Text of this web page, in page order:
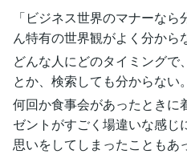
「ビジネス世界のマナーな
ん特有の世界観がよく分から
どんな人にどのタイミング
とか、検索しても分からない。
何回か食事会があったときに
ゼントがすごく場違いな感じ
思いをしてしまったこともあ